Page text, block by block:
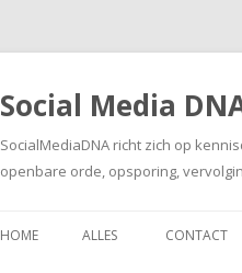
Social Media
SocialMediaDNA richt zich op
openbare orde, opsporing,
HOME ALLES CONTACT